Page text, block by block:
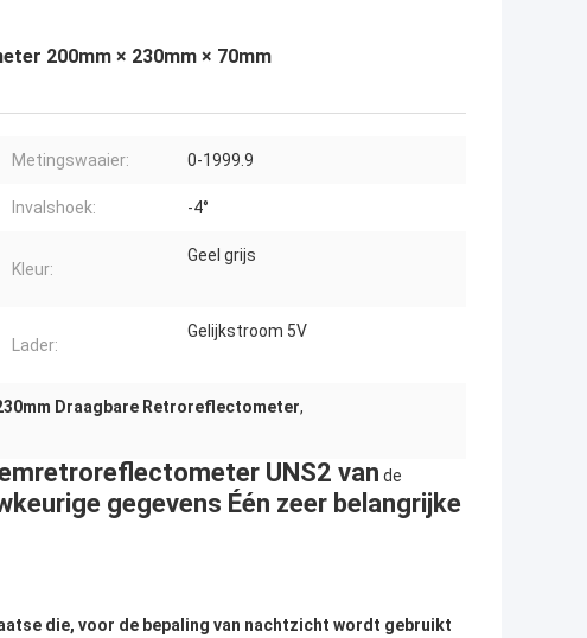
200mm × 230mm × 70mm
Metingswaaier: 0-1999.9
Invalshoek: -4°
Kleur:
Geel grijs
Lader:
Gelijkstroom 5V
Draagbare Retroreflectometer,
retroreflectometer UNS2 van de
gegevens Één zeer belangrijke
die, voor de bepaling van nachtzicht wordt gebruikt